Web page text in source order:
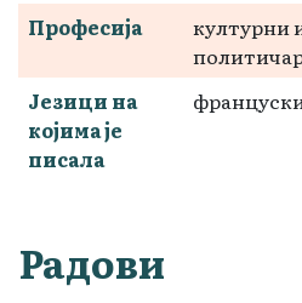
Професија
културни
Језици на
којима је
писала
Радови